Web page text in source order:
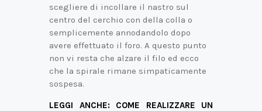
scegliere di incollare il nastro sul
centro del cerchio con della colla o
semplicemente annodandolo dopo
avere effettuato il foro. A questo punto
non vi resta che alzare il filo ed ecco
che la spirale rimane simpaticamente
sospesa.
LEGGI ANCHE: COME REALIZZARE UN